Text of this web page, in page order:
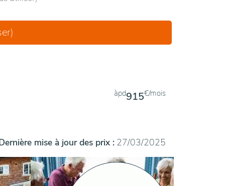
àpd915€/mois
mise à jour des prix : 27/03/2025